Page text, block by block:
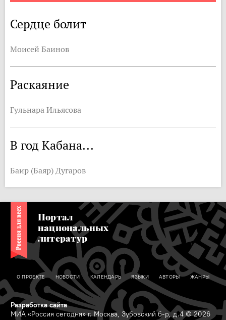
Сердце болит
Моисей Баинов
Раскаяние
Гульнара Ильясова
В год Кабана...
Баир (Баяр) Дугаров
Портал
национальных
литератур
О ПРОЕКТЕ НОВОСТИ КАЛЕНДАРЬ ЯЗЫКИ АВТОРЫ ЖАНРЫ
Разработка сайта
МИА «Россия сегодня» г. Москва, Зубовский б-р, д.4 © 2026